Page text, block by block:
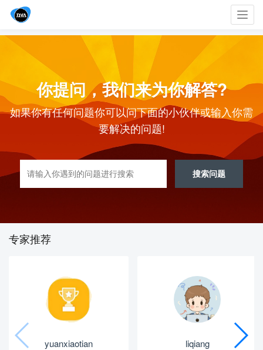
你提问，我们来为你解答?
如果你有任何问题你可以问下面的小伙伴或输入你需
要解决的问题!
搜索问题
专家推荐
yuanxiaotian liqiang